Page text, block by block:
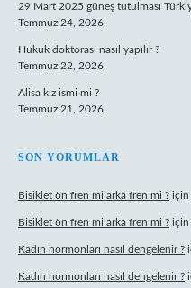
29 Mart 2025 güneş tutulması
Temmuz 24, 2026
Hukuk doktorası nasıl yapılır ?
Temmuz 22, 2026
Alisa kız ismi mi ?
Temmuz 21, 2026
SON YORUMLAR
Bisiklet ön fren mi arka fren mi ? için
Bisiklet ön fren mi arka fren mi ? için
Kadın hormonları nasıl dengelenir ?
Kadın hormonları nasıl dengelenir ?